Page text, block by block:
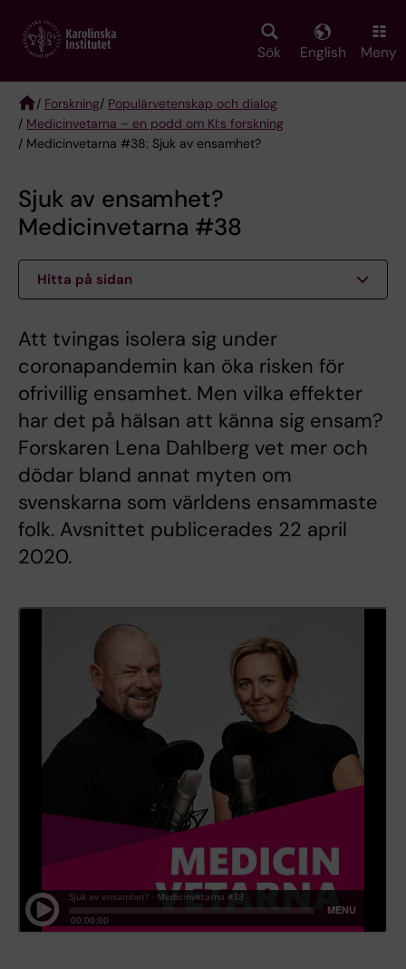
main
Sök English Meny
Breadcrumb
/ Forskning/ Populärvetenskap och dialog
/ Medicinvetarna – en podd om KI:s forskning
/ Medicinvetarna #38: Sjuk av ensamhet?
Sjuk av ensamhet?
Medicinvetarna #38
Hitta på sidan
Att tvingas isolera sig under
coronapandemin kan öka risken för
ofrivillig ensamhet. Men vilka effekter
har det på hälsan att känna sig ensam?
Forskaren Lena Dahlberg vet mer och
dödar bland annat myten om
svenskarna som världens ensammaste
folk. Avsnittet publicerades 22 april
2020.